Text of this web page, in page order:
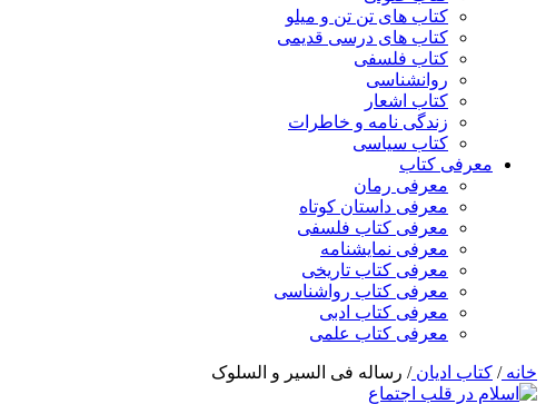
کتاب های تن تن و میلو
کتاب های درسی قدیمی
کتاب فلسفی
روانشناسی
کتاب اشعار
زندگی نامه و خاطرات
کتاب سیاسی
معرفی کتاب
معرفی رمان
معرفی داستان کوتاه
معرفی کتاب فلسفی
معرفی نمایشنامه
معرفی کتاب تاریخی
معرفی کتاب رواشناسی
معرفی کتاب ادبی
معرفی کتاب علمی
خانه/ کتاب ادیان/ رساله فی السیر و السلوک